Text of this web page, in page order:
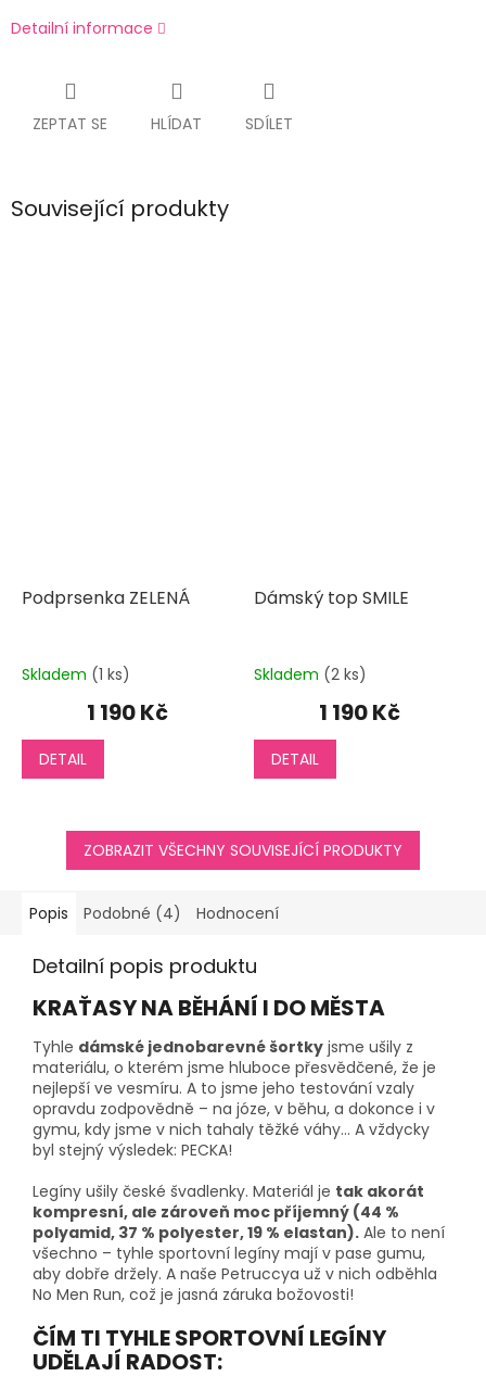
Detailní informace
ZEPTAT SE HLÍDAT SDÍLET
Související produkty
Podprsenka ZELENÁ
Skladem (1 ks)
1 190 Kč
DETAIL
Dámský top SMILE
Skladem (2 ks)
1 190 Kč
DETAIL
ZOBRAZIT VŠECHNY SOUVISEJÍCÍ PRODUKTY
Popis Podobné (4) Hodnocení
Detailní popis produktu
KRAŤASY NA BĚHÁNÍ I DO MĚSTA
Tyhle dámské jednobarevné šortky jsme ušily z
materiálu, o kterém jsme hluboce přesvědčené, že je
nejlepší ve vesmíru. A to jsme jeho testování vzaly
opravdu zodpovědně – na józe, v běhu, a dokonce i v
gymu, kdy jsme v nich tahaly těžké váhy… A vždycky
byl stejný výsledek: PECKA!
Legíny ušily české švadlenky. Materiál je tak akorát
kompresní, ale zároveň moc příjemný (44 %
polyamid, 37 % polyester, 19 % elastan). Ale to není
všechno – tyhle sportovní legíny mají v pase gumu,
aby dobře držely. A naše Petruccya už v nich odběhla
No Men Run, což je jasná záruka božovosti!
ČÍM TI TYHLE SPORTOVNÍ LEGÍNY
UDĚLAJÍ RADOST: